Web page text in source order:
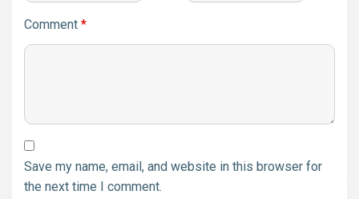
Comment *
Save my name, email, and website in this browser for
the next time I comment.